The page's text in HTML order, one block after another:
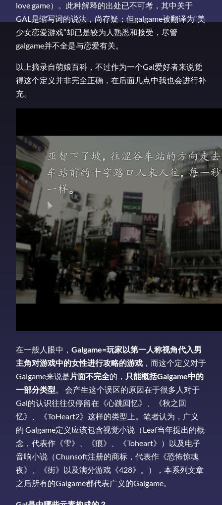
love game）。此种解释的出处已不可考，其中关于
GAL是缩写词的说法，尚存疑；但galgame被翻译为“美
少女恋爱游戏”却已是较为人熟悉和接受，尽管
galgame并不全是与恋爱有关。
以上摘录自萌娘百科，不过作为一个Gal爱好者来说觉
得这个定义并非完全正确，在后面几点中我也会进行补
充。
在一般人眼中， Galgame=玩家以第一人称视角代入男
主角对游戏中的女性进行攻略的游戏 ，而这个定义对于
Galgame来说是 片面不完全的， 只能概括Galgame中的
一部分类型。 会产生这个误区的原因在于很多人对于
Gal的认识往往仅停留在《心跳回忆》、《秋之回
忆》、《ToHeart2》这样的类型上。笔者认为，广义
的 Galgame定义应该包含视觉小说（Leaf当年提出的概
念，代表作《雫》、《痕》、《Toheart》）以及电子
音响小说（Chunsoft注册的商标，代表作《恐怖惊魂
夜》、《街》以及满分游戏《428》。），本系列文章
之后所有的Galgame都代表广义的Galgame。